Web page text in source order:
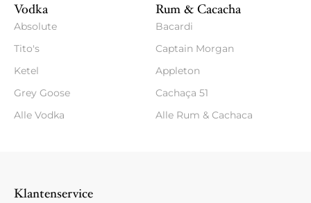
Vodka
Absolute
Tito's
Ketel
Grey Goose
Alle Vodka
Rum & Cacacha
Bacardi
Captain Morgan
Appleton
Cachaça 51
Alle Rum & Cachaca
Klantenservice